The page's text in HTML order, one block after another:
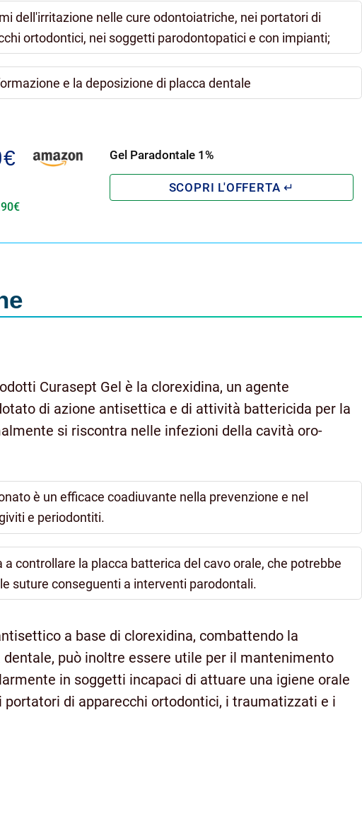
dell'irritazione nelle cure odontoiatriche, nei portatori di
ortodontici, nei soggetti parodontopatici e con impianti;
e la deposizione di placca dentale
€ Gel Paradontale 1%
Curasept Gel è la clorexidina, un agente
di azione antisettica e di attività battericida per la
si riscontra nelle infezioni della cavità oro-
è un efficace coadiuvante nella prevenzione e nel
e periodontiti.
a controllare la placca batterica del cavo orale, che potrebbe
suture conseguenti a interventi parodontali.
a base di clorexidina, combattendo la
può inoltre essere utile per il mantenimento
in soggetti incapaci di attuare una igiene orale
portatori di apparecchi ortodontici, i traumatizzati e i